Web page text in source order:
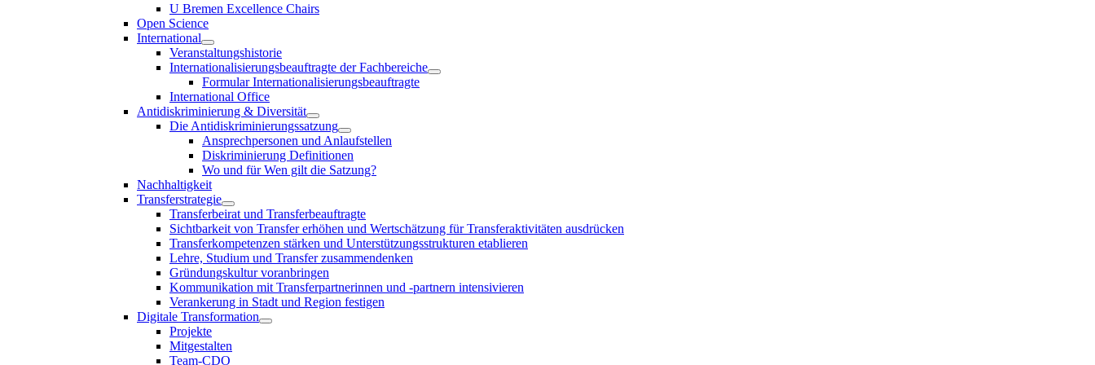
U Bremen Excellence Chairs
Open Science
International
Veranstaltungshistorie
Internationalisierungsbeauftragte der Fachbereiche
Formular Internationalisierungsbeauftragte
International Office
Antidiskriminierung & Diversität
Die Antidiskriminierungssatzung
Ansprechpersonen und Anlaufstellen
Diskriminierung Definitionen
Wo und für Wen gilt die Satzung?
Nachhaltigkeit
Transferstrategie
Transferbeirat und Transferbeauftragte
Sichtbarkeit von Transfer erhöhen und Wertschätzung für Transferaktivitäten ausdrücken
Transferkompetenzen stärken und Unterstützungsstrukturen etablieren
Lehre, Studium und Transfer zusammendenken
Gründungskultur voranbringen
Kommunikation mit Transferpartnerinnen und -partnern intensivieren
Verankerung in Stadt und Region festigen
Digitale Transformation
Projekte
Mitgestalten
Team-CDO